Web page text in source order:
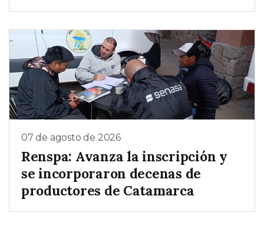
07 de agosto de 2026
Renspa: Avanza la inscripción y
se incorporaron decenas de
productores de Catamarca